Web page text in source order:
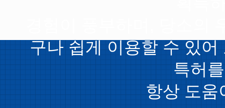
구나 쉽게 이용할 수 있
특허
항상 도움